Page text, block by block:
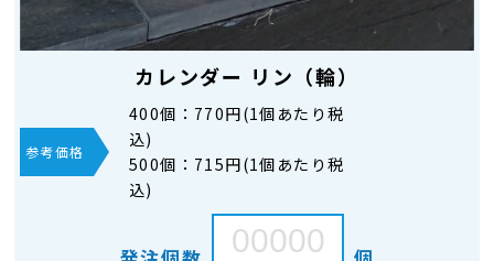
カレンダー リン（輪）
参考価格
400個： 770円(1個あたり税
込)
500個： 715円(1個あたり税
込)